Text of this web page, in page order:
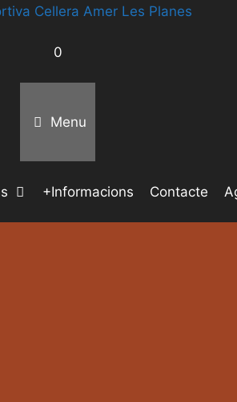
0
Menu
+Informacions Contacte